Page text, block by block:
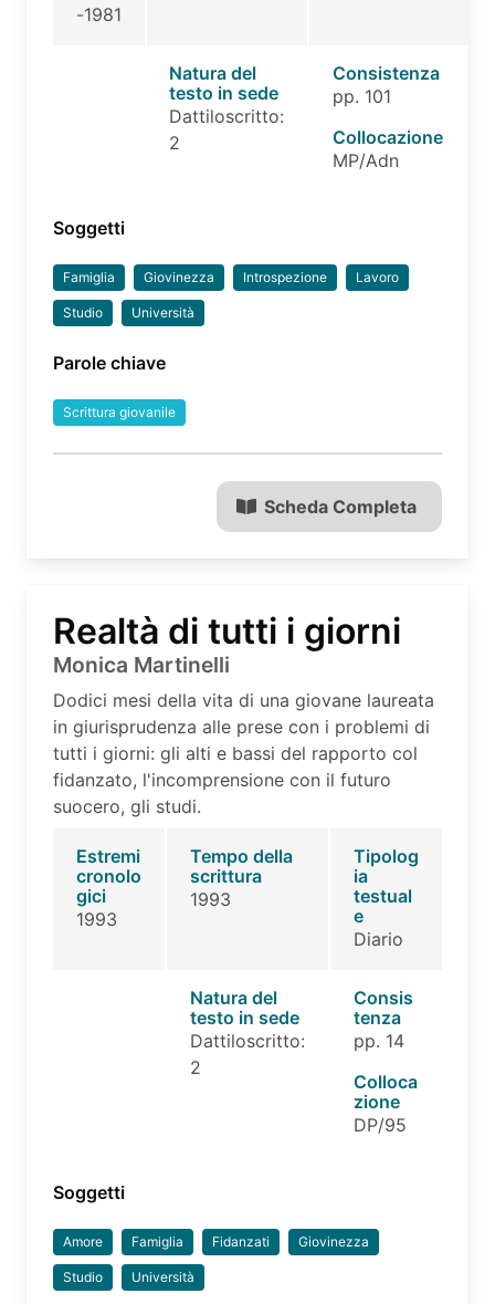
-1981
Natura del
testo in sede
Dattiloscritto:
2
Consistenza
pp. 101
Collocazione
MP/Adn
Soggetti
Famiglia Giovinezza Introspezione Lavoro
Studio Università
Parole chiave
Scrittura giovanile
Scheda Completa
Realtà di tutti i giorni
Monica Martinelli
Dodici mesi della vita di una giovane laureata
in giurisprudenza alle prese con i problemi di
tutti i giorni: gli alti e bassi del rapporto col
fidanzato, l'incomprensione con il futuro
suocero, gli studi.
Estremi
cronolo
gici
1993
Tempo della
scrittura
1993
Tipolog
ia
testual
e
Diario
Natura del
testo in sede
Dattiloscritto:
2
Consis
tenza
pp. 14
Colloca
zione
DP/95
Soggetti
Amore Famiglia Fidanzati Giovinezza
Studio Università